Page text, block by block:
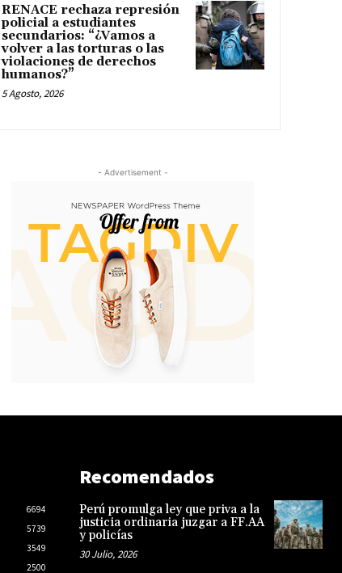
RENACE rechaza represión
policial a estudiantes
secundarios: “¿Vamos a
volver a las torturas o las
violaciones de derechos
humanos?”
5 Agosto, 2026
- Advertisement -
6694
5739
3549
2500
Recomendados
Perú promulga ley que priva a la
justicia ordinaria juzgar a FF.AA
y policías
30 Julio, 2026